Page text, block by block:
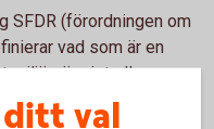
SFDR (förordningen om
vad som är en
miljömässigt eller
val